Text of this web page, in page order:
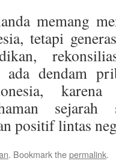
memang
tetapi
ada dendam
karena
positif lintas
. Bookmark thepermalink.